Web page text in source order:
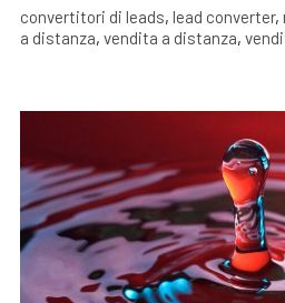
convertitori di leads, lead converter,
a distanza, vendita a distanza,